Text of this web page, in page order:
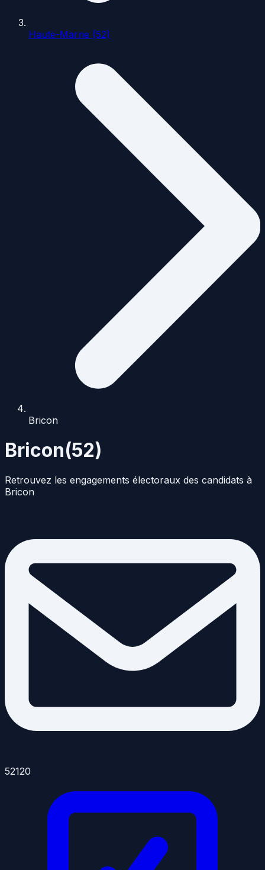
Haute-Marne (52)
Bricon
Bricon(52)
Retrouvez les engagements électoraux des candidats à
Bricon
52120